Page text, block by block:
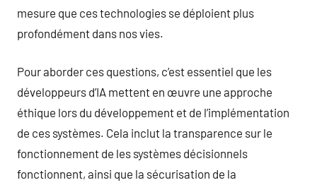
mesure que ces technologies se déploient plus
profondément dans nos vies.
Pour aborder ces questions, c’est essentiel que les
développeurs d’IA mettent en œuvre une approche
éthique lors du développement et de l’implémentation
de ces systèmes. Cela inclut la transparence sur le
fonctionnement de les systèmes décisionnels
fonctionnent, ainsi que la sécurisation de la